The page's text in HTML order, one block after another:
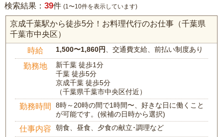
検索結果： 39件 (1〜10件を表示しています)
京成千葉駅から徒歩5分！お料理代行のお仕事（千葉県
千葉市中央区）
時給 1,500〜1,860円 、交通費支給、前払い制度あり
勤務地
新千葉 徒歩1分
千葉 徒歩5分
京成千葉 徒歩5分
（千葉県千葉市中央区付近）
勤務時間
8時～20時の間で1時間〜、好きな日に働くこと
が可能です。(候補の日時から選択)
仕事内容 朝食、昼食、夕食の献立･調理など